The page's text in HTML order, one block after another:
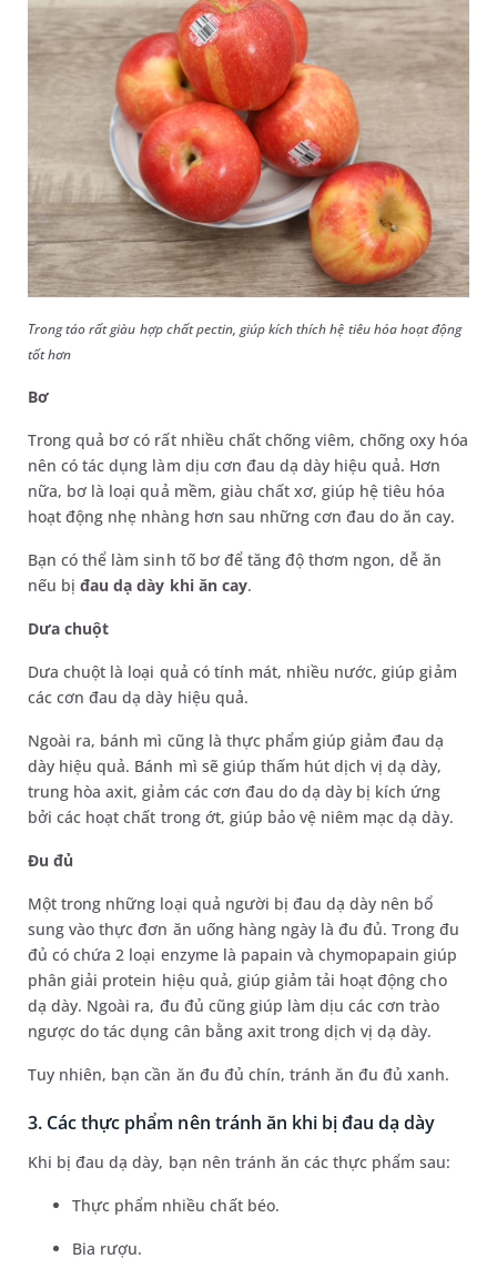
Trong táo rất giàu hợp chất pectin, giúp kích thích hệ tiêu hóa hoạt động
tốt hơn
Bơ
Trong quả bơ có rất nhiều chất chống viêm, chống oxy hóa
nên có tác dụng làm dịu cơn đau dạ dày hiệu quả. Hơn
nữa, bơ là loại quả mềm, giàu chất xơ, giúp hệ tiêu hóa
hoạt động nhẹ nhàng hơn sau những cơn đau do ăn cay.
Bạn có thể làm sinh tố bơ để tăng độ thơm ngon, dễ ăn
nếu bị đau dạ dày khi ăn cay.
Dưa chuột
Dưa chuột là loại quả có tính mát, nhiều nước, giúp giảm
các cơn đau dạ dày hiệu quả.
Ngoài ra, bánh mì cũng là thực phẩm giúp giảm đau dạ
dày hiệu quả. Bánh mì sẽ giúp thấm hút dịch vị dạ dày,
trung hòa axit, giảm các cơn đau do dạ dày bị kích ứng
bởi các hoạt chất trong ớt, giúp bảo vệ niêm mạc dạ dày.
Đu đủ
Một trong những loại quả người bị đau dạ dày nên bổ
sung vào thực đơn ăn uống hàng ngày là đu đủ. Trong đu
đủ có chứa 2 loại enzyme là papain và chymopapain giúp
phân giải protein hiệu quả, giúp giảm tải hoạt động cho
dạ dày. Ngoài ra, đu đủ cũng giúp làm dịu các cơn trào
ngược do tác dụng cân bằng axit trong dịch vị dạ dày.
Tuy nhiên, bạn cần ăn đu đủ chín, tránh ăn đu đủ xanh.
3. Các thực phẩm nên tránh ăn khi bị đau dạ dày
Khi bị đau dạ dày, bạn nên tránh ăn các thực phẩm sau:
Thực phẩm nhiều chất béo.
Bia rượu.